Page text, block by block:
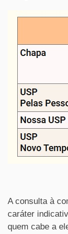
A consulta à
caráter
quem cabe a